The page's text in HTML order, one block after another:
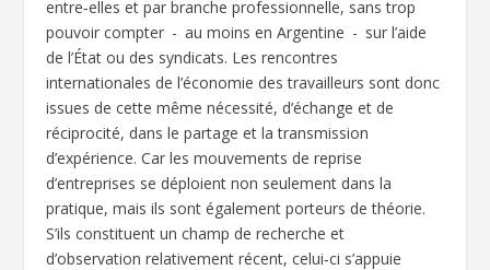
entre‑elles et par branche professionnelle, sans trop
pouvoir compter - au moins en Argentine - sur l’aide
de l’État ou des syndicats. Les rencontres
internationales de l’économie des travailleurs sont donc
issues de cette même nécessité, d’échange et de
réciprocité, dans le partage et la transmission
d’expérience. Car les mouvements de reprise
d’entreprises se déploient non seulement dans la
pratique, mais ils sont également porteurs de théorie.
S’ils constituent un champ de recherche et
d’observation relativement récent, celui‑ci s’appuie